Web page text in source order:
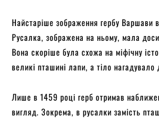
Найстаріше зображення гербу Варшави
Русалка, зображена на ньому, мала
Вона скоріше була схожа на міфічну
великі пташині лапи, а тіло нагадувало
Лише в 1459 році герб отримав
вигляд. Зокрема, в русалки замість